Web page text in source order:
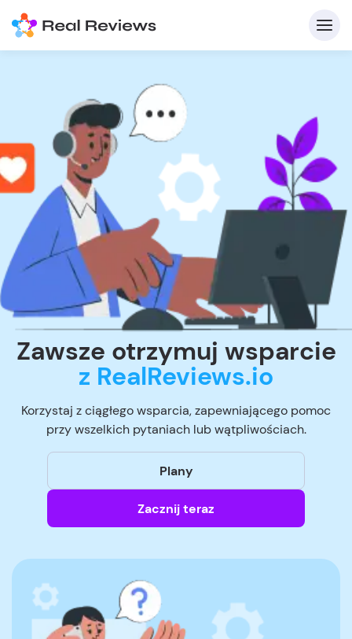
Zawsze otrzymuj wsparcie
z RealReviews.io
Korzystaj z ciągłego wsparcia, zapewniającego pomoc
przy wszelkich pytaniach lub wątpliwościach.
Plany
Zacznij teraz